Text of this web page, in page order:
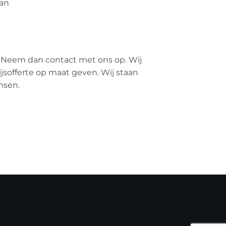
dan contact met ons op. Wij
op maat geven. Wij staan